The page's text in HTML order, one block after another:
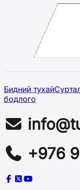
Бидний тухай
бодлого
+976